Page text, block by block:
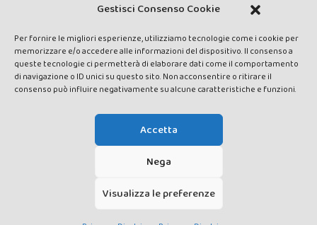
Gestisci Consenso Cookie
Per fornire le migliori esperienze, utilizziamo tecnologie come i cookie per
memorizzare e/o accedere alle informazioni del dispositivo. Il consenso a
queste tecnologie ci permetterà di elaborare dati come il comportamento
di navigazione o ID unici su questo sito. Non acconsentire o ritirare il
consenso può influire negativamente su alcune caratteristiche e funzioni.
Accetta
Nega
Visualizza le preferenze
Media Srl – P.IVA e C.F. 01377300528 –
10, Torrita di Siena (SI) - Iscrizione al Registro degli Operatori di
Comunicazione n.24374 del 24/03/2014